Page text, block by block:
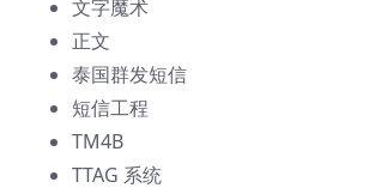
文字魔术
正文
泰国群发短信
短信工程
TM4B
TTAG 系统